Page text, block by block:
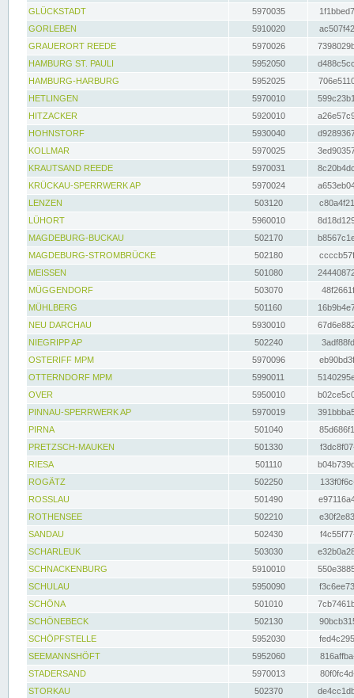
GLÜCKSTADT
5970035
GORLEBEN
5910020
GRAUERORT REEDE
5970026
HAMBURG ST. PAULI
5952050
HAMBURG-HARBURG
5952025
HETLINGEN
5970010
HITZACKER
5920010
HOHNSTORF
5930040
KOLLMAR
5970025
KRAUTSAND REEDE
5970031
KRÜCKAU-SPERRWERK AP
5970024
LENZEN
503120
LÜHORT
5960010
MAGDEBURG-BUCKAU
502170
MAGDEBURG-STROMBRÜCKE
502180
MEISSEN
501080
MÜGGENDORF
503070
MÜHLBERG
501160
NEU DARCHAU
5930010
NIEGRIPP AP
502240
OSTERIFF MPM
5970096
OTTERNDORF MPM
5990011
OVER
5950010
PINNAU-SPERRWERK AP
5970019
PIRNA
501040
PRETZSCH-MAUKEN
501330
RIESA
501110
ROGÄTZ
502250
ROSSLAU
501490
ROTHENSEE
502210
SANDAU
502430
SCHARLEUK
503030
SCHNACKENBURG
5910010
SCHULAU
5950090
SCHÖNA
501010
SCHÖNEBECK
502130
SCHÖPFSTELLE
5952030
SEEMANNSHÖFT
5952060
STADERSAND
5970013
STORKAU
502370